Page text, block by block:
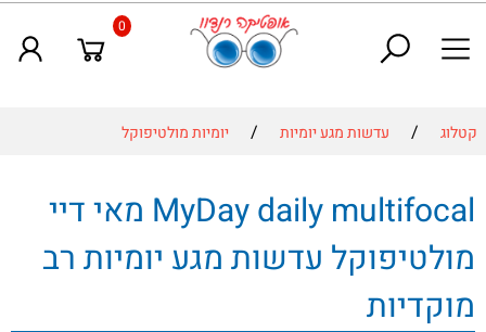
0
קטלוג / עדשות מגע יומיות / יומיות מולטיפוקל
MyDay daily multifocal מאי דיי
מולטיפוקל עדשות מגע יומיות רב
מוקדיות